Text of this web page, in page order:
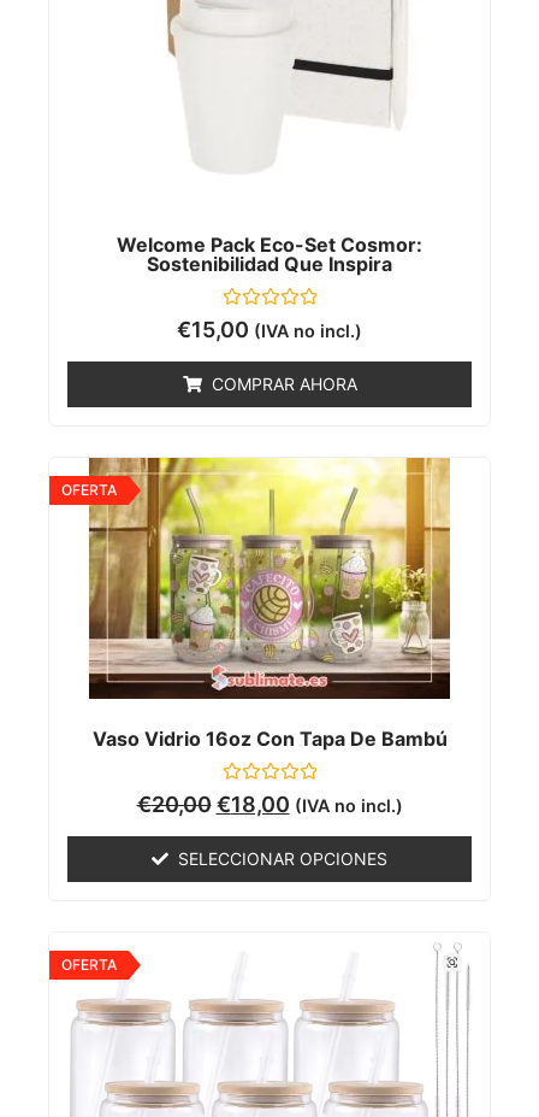
Welcome Pack Eco-Set Cosmor:
Sostenibilidad Que Inspira
Valorado
con
5
€15,00 (IVA no incl.)
COMPRAR AHORA
Vaso Vidrio 16oz Con Tapa De Bambú
Valorado
con
5
OFERTA
€20,00 €18,00 (IVA no incl.)
SELECCIONAR OPCIONES
OFERTA